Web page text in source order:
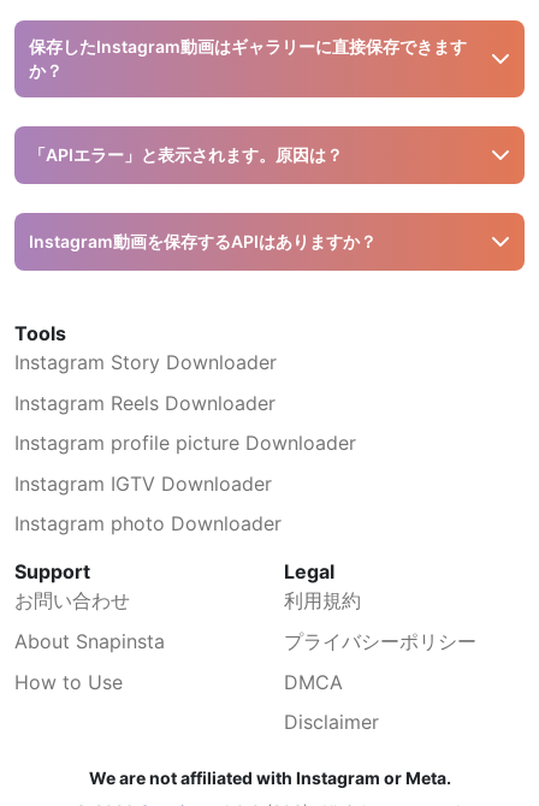
ダウンロードフォルダに保存されます。
保存したInstagram動画はギャラリーに直接保存できます
か？
はい。共有ボタンをタップし「動画を保存」を選ぶと、自動
的にギャラリーに保存されます。
「APIエラー」と表示されます。原因は？
このエラーはリンクが不完全、または非公開投稿である可能
性があります。完全なInstagram URLをコピーし、投稿が公
開されているか確認してください。
Instagram動画を保存するAPIはありますか？
Tools
Instagram Story Downloader
Instagram Reels Downloader
Instagram profile picture Downloader
Instagram IGTV Downloader
Instagram photo Downloader
Support
お問い合わせ
About Snapinsta
How to Use
Legal
利用規約
プライバシーポリシー
DMCA
Disclaimer
We are not affiliated with Instagram or Meta.